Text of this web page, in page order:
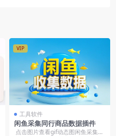
VIP
工具软件
闲鱼采集同行商品数据插件
点击图片查看gif动态图闲鱼采集同